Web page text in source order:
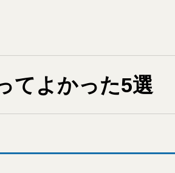
てよかった5選